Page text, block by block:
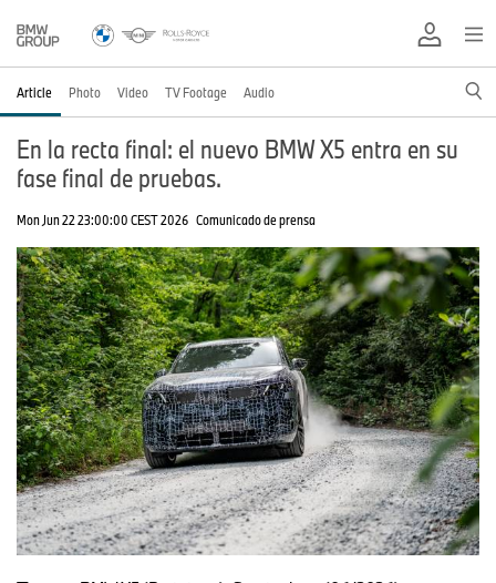
Article Photo Video TV Footage Audio
En la recta final: el nuevo BMW X5 entra en su
fase final de pruebas.
Mon Jun 22 23:00:00 CEST 2026 Comunicado de prensa